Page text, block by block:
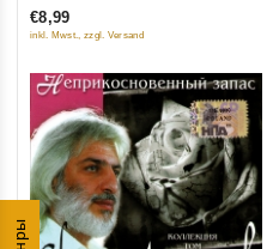
5
€8,99
inkl. Mwst., zzgl. Versand